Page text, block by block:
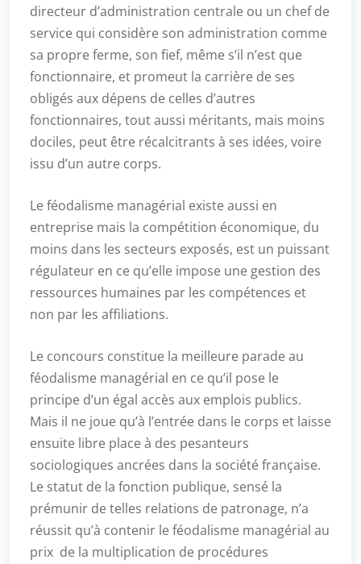
directeur d’administration centrale ou un chef de
service qui considère son administration comme
sa propre ferme, son fief, même s’il n’est que
fonctionnaire, et promeut la carrière de ses
obligés aux dépens de celles d’autres
fonctionnaires, tout aussi méritants, mais moins
dociles, peut être récalcitrants à ses idées, voire
issu d’un autre corps.
Le féodalisme managérial existe aussi en
entreprise mais la compétition économique, du
moins dans les secteurs exposés, est un puissant
régulateur en ce qu’elle impose une gestion des
ressources humaines par les compétences et
non par les affiliations.
Le concours constitue la meilleure parade au
féodalisme managérial en ce qu’il pose le
principe d’un égal accès aux emplois publics.
Mais il ne joue qu’à l’entrée dans le corps et laisse
ensuite libre place à des pesanteurs
sociologiques ancrées dans la société française.
Le statut de la fonction publique, sensé la
prémunir de telles relations de patronage, n’a
réussit qu’à contenir le féodalisme managérial au
prix de la multiplication de procédures